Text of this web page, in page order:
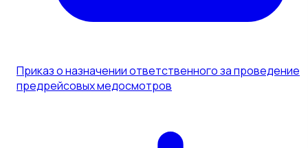
Приказ о назначении ответственного за проведение
предрейсовых медосмотров